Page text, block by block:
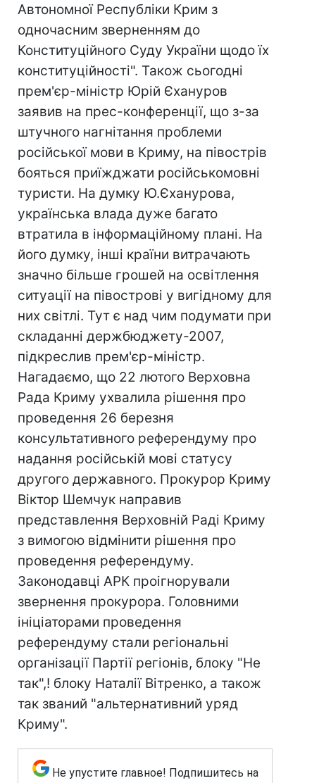
Автономної Республіки Крим з
одночасним зверненням до
Конституційного Суду України щодо їх
конституційності". Також сьогодні
прем'єр-міністр Юрій Єхануров
заявив на прес-конференції, що з-за
штучного нагнітання проблеми
російської мови в Криму, на півострів
бояться приїжджати російськомовні
туристи. На думку Ю.Єханурова,
українська влада дуже багато
втратила в інформаційному плані. На
його думку, інші країни витрачають
значно більше грошей на освітлення
ситуації на півострові у вигідному для
них світлі. Тут є над чим подумати при
складанні держбюджету-2007,
підкреслив прем'єр-міністр.
Нагадаємо, що 22 лютого Верховна
Рада Криму ухвалила рішення про
проведення 26 березня
консультативного референдуму про
надання російській мові статусу
другого державного. Прокурор Криму
Віктор Шемчук направив
представлення Верховній Раді Криму
з вимогою відмінити рішення про
проведення референдуму.
Законодавці АРК проігнорували
звернення прокурора. Головними
ініціаторами проведення
референдуму стали регіональні
організації Партії регіонів, блоку "Не
так",! блоку Наталії Вітренко, а також
так званий "альтернативний уряд
Криму".
Не упустите главное! Подпишитесь на